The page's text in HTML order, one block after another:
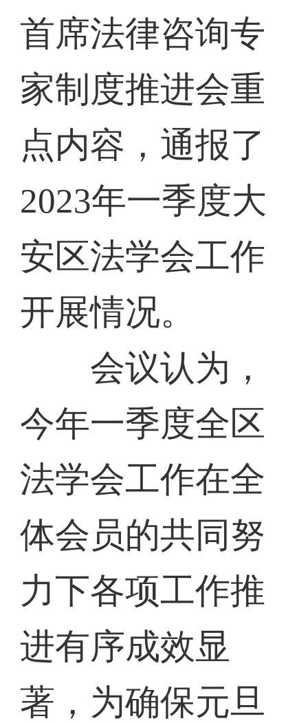
首席法律咨询专
家制度推进会重
点内容，通报了
2023年一季度大
安区法学会工作
开展情况。
会议认为，
今年一季度全区
法学会工作在全
体会员的共同努
力下各项工作推
进有序成效显
著，为确保元旦